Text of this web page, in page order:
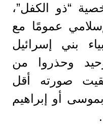
“ذو الكفل”،
عمومًا مع
بني إسرائيل
وحذروا من
صورته أقل
أو إبراهيم